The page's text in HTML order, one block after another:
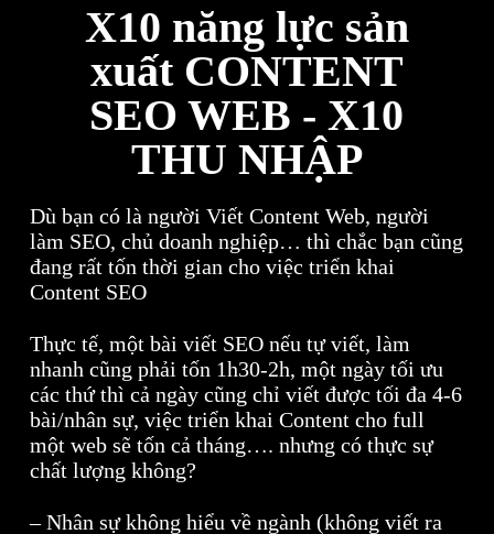
X10 năng lực sản
xuất CONTENT
SEO WEB - X10
THU NHẬP
Dù bạn có là người Viết Content Web, người
làm SEO, chủ doanh nghiệp… thì chắc bạn cũng
đang rất tốn thời gian cho việc triển khai
Content SEO
Thực tế, một bài viết SEO nếu tự viết, làm
nhanh cũng phải tốn 1h30-2h, một ngày tối ưu
các thứ thì cả ngày cũng chỉ viết được tối đa 4-6
bài/nhân sự, việc triển khai Content cho full
một web sẽ tốn cả tháng…. nhưng có thực sự
chất lượng không?
– Nhân sự không hiểu về ngành (không viết ra